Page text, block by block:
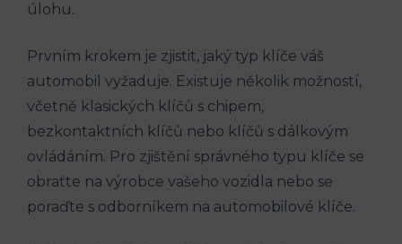
⁣úlohu.
Prvním krokem je zjistit, jaký ⁣typ ⁤klíče váš
automobil vyžaduje. Existuje‌ několik možností,
včetně klasických klíčů s chipem,
bezkontaktních klíčů nebo klíčů s‍ dálkovým
ovládáním. Pro zjištění správného typu klíče se
obraťte na výrobce ​vašeho vozidla nebo se
poraďte s odborníkem na automobilové klíče.